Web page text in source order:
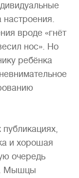
настроения.
вроде «гнёт
нос». Но
ребёнка
и хорошая
очередь
Мышцы